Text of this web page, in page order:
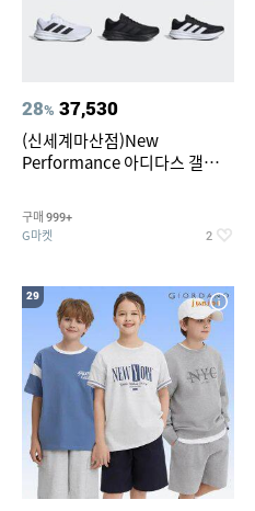
28% 37,530
(신세계마산점)New
Performance 아디다스 갤럭시
구매 999+
G마켓 2
29